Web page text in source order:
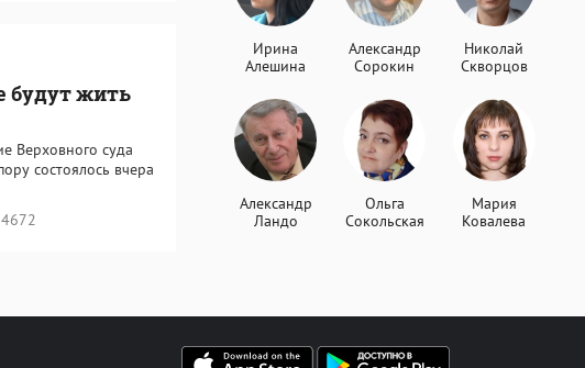
будут жить
Верховного суда
состоялось вчера
4672
Ирина
Алешина
Александр
Сорокин
Николай
Скворцов
Александр
Ландо
Ольга
Сокольская
Мария
Ковалева